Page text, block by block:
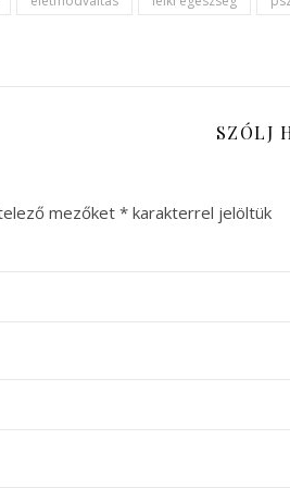
SZÓLJ
mezőket * karakterrel jelöltük